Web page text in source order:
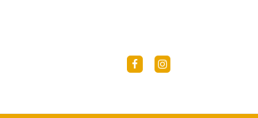
FacebookInstagram